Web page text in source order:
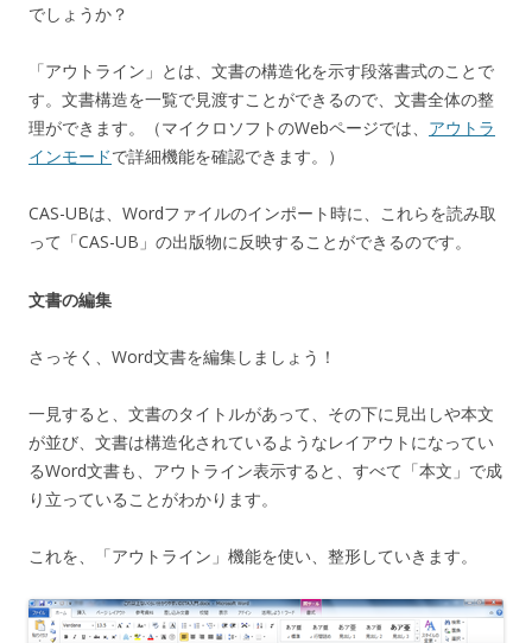
でしょうか？
「アウトライン」とは、文書の構造化を示す段落書式のことで
す。文書構造を一覧で見渡すことができるので、文書全体の整
理ができます。（マイクロソフトのWebページでは、 アウトラ
インモードで詳細機能を確認できます。）
CAS-UBは、Wordファイルのインポート時に、これらを読み取
って「CAS-UB」の出版物に反映することができるのです。
文書の編集
さっそく、Word文書を編集しましょう！
一見すると、文書のタイトルがあって、その下に見出しや本文
が並び、文書は構造化されているようなレイアウトになってい
るWord文書も、アウトライン表示すると、すべて「本文」で成
り立っていることがわかります。
これを、「アウトライン」機能を使い、整形していきます。